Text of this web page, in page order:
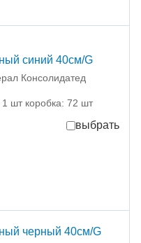
синий 40см/G
Консолидатед
1 шт коробка: 72 шт
выбрать
черный 40см/G